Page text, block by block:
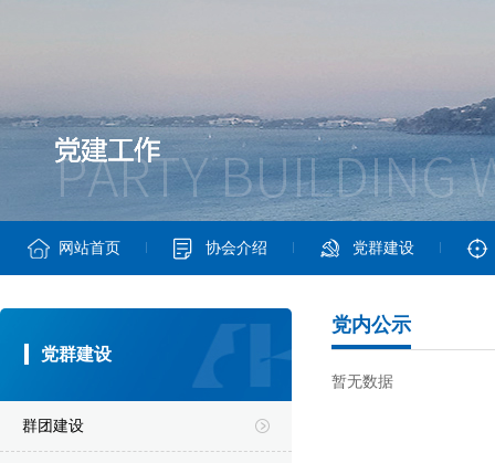
网站首页 协会介绍 党群建设
党群建设
群团建设
党内公示
暂无数据